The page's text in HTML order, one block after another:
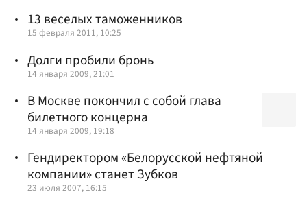
13 веселых таможенников
15 февраля 2011, 10:25
Долги пробили бронь
14 января 2009, 21:01
В Москве покончил с собой глава
билетного концерна
14 января 2009, 19:18
Гендиректором «Белорусской нефтяной
компании» станет Зубков
23 июля 2007, 16:15